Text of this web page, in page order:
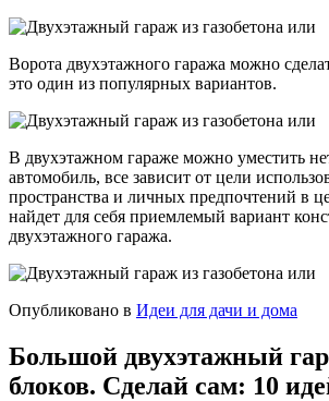
Ворота двухэтажного гаража можно
это один из популярных вариантов.
В двухэтажном гараже можно уместить
автомобиль, все зависит от цели
пространства и личных предпочтений в
найдет для себя приемлемый вариант
двухэтажного гаража.
Опубликовано в Идеи для дачи и дома
Большой двухэтажный
блоков. Сделай сам: 10